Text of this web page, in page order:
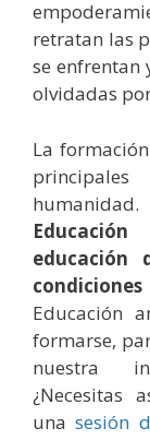
retratan las
se enfrentan
olvidadas
La
educación
Educación
formarse,
nuestra
¿Necesitas
unasesión